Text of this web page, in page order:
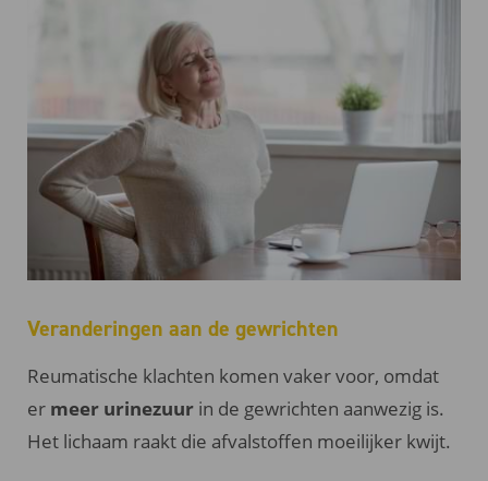
Veranderingen aan de gewrichten
Reumatische klachten komen vaker voor, omdat
er meer urinezuurin de gewrichten aanwezig is.
Het lichaam raakt die afvalstoffen moeilijker kwijt.